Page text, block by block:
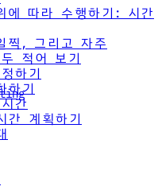
에 따라 수행하기: 시간
찍, 그리고 자주
적어 보기
하기
하기
간
간 계획하기